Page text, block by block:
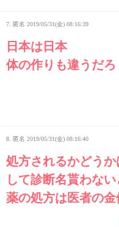
7. 匿名 2019/05/31(金) 08:16:39
日本は日本
体の作りも違うだろ
8. 匿名 2019/05/31(金) 08:16:40
処方されるかどう
して診断名貰わない
薬の処方は医者の金